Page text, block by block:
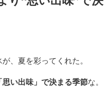
、夏を彩ってくれた。
い出味」で決まる季節な。